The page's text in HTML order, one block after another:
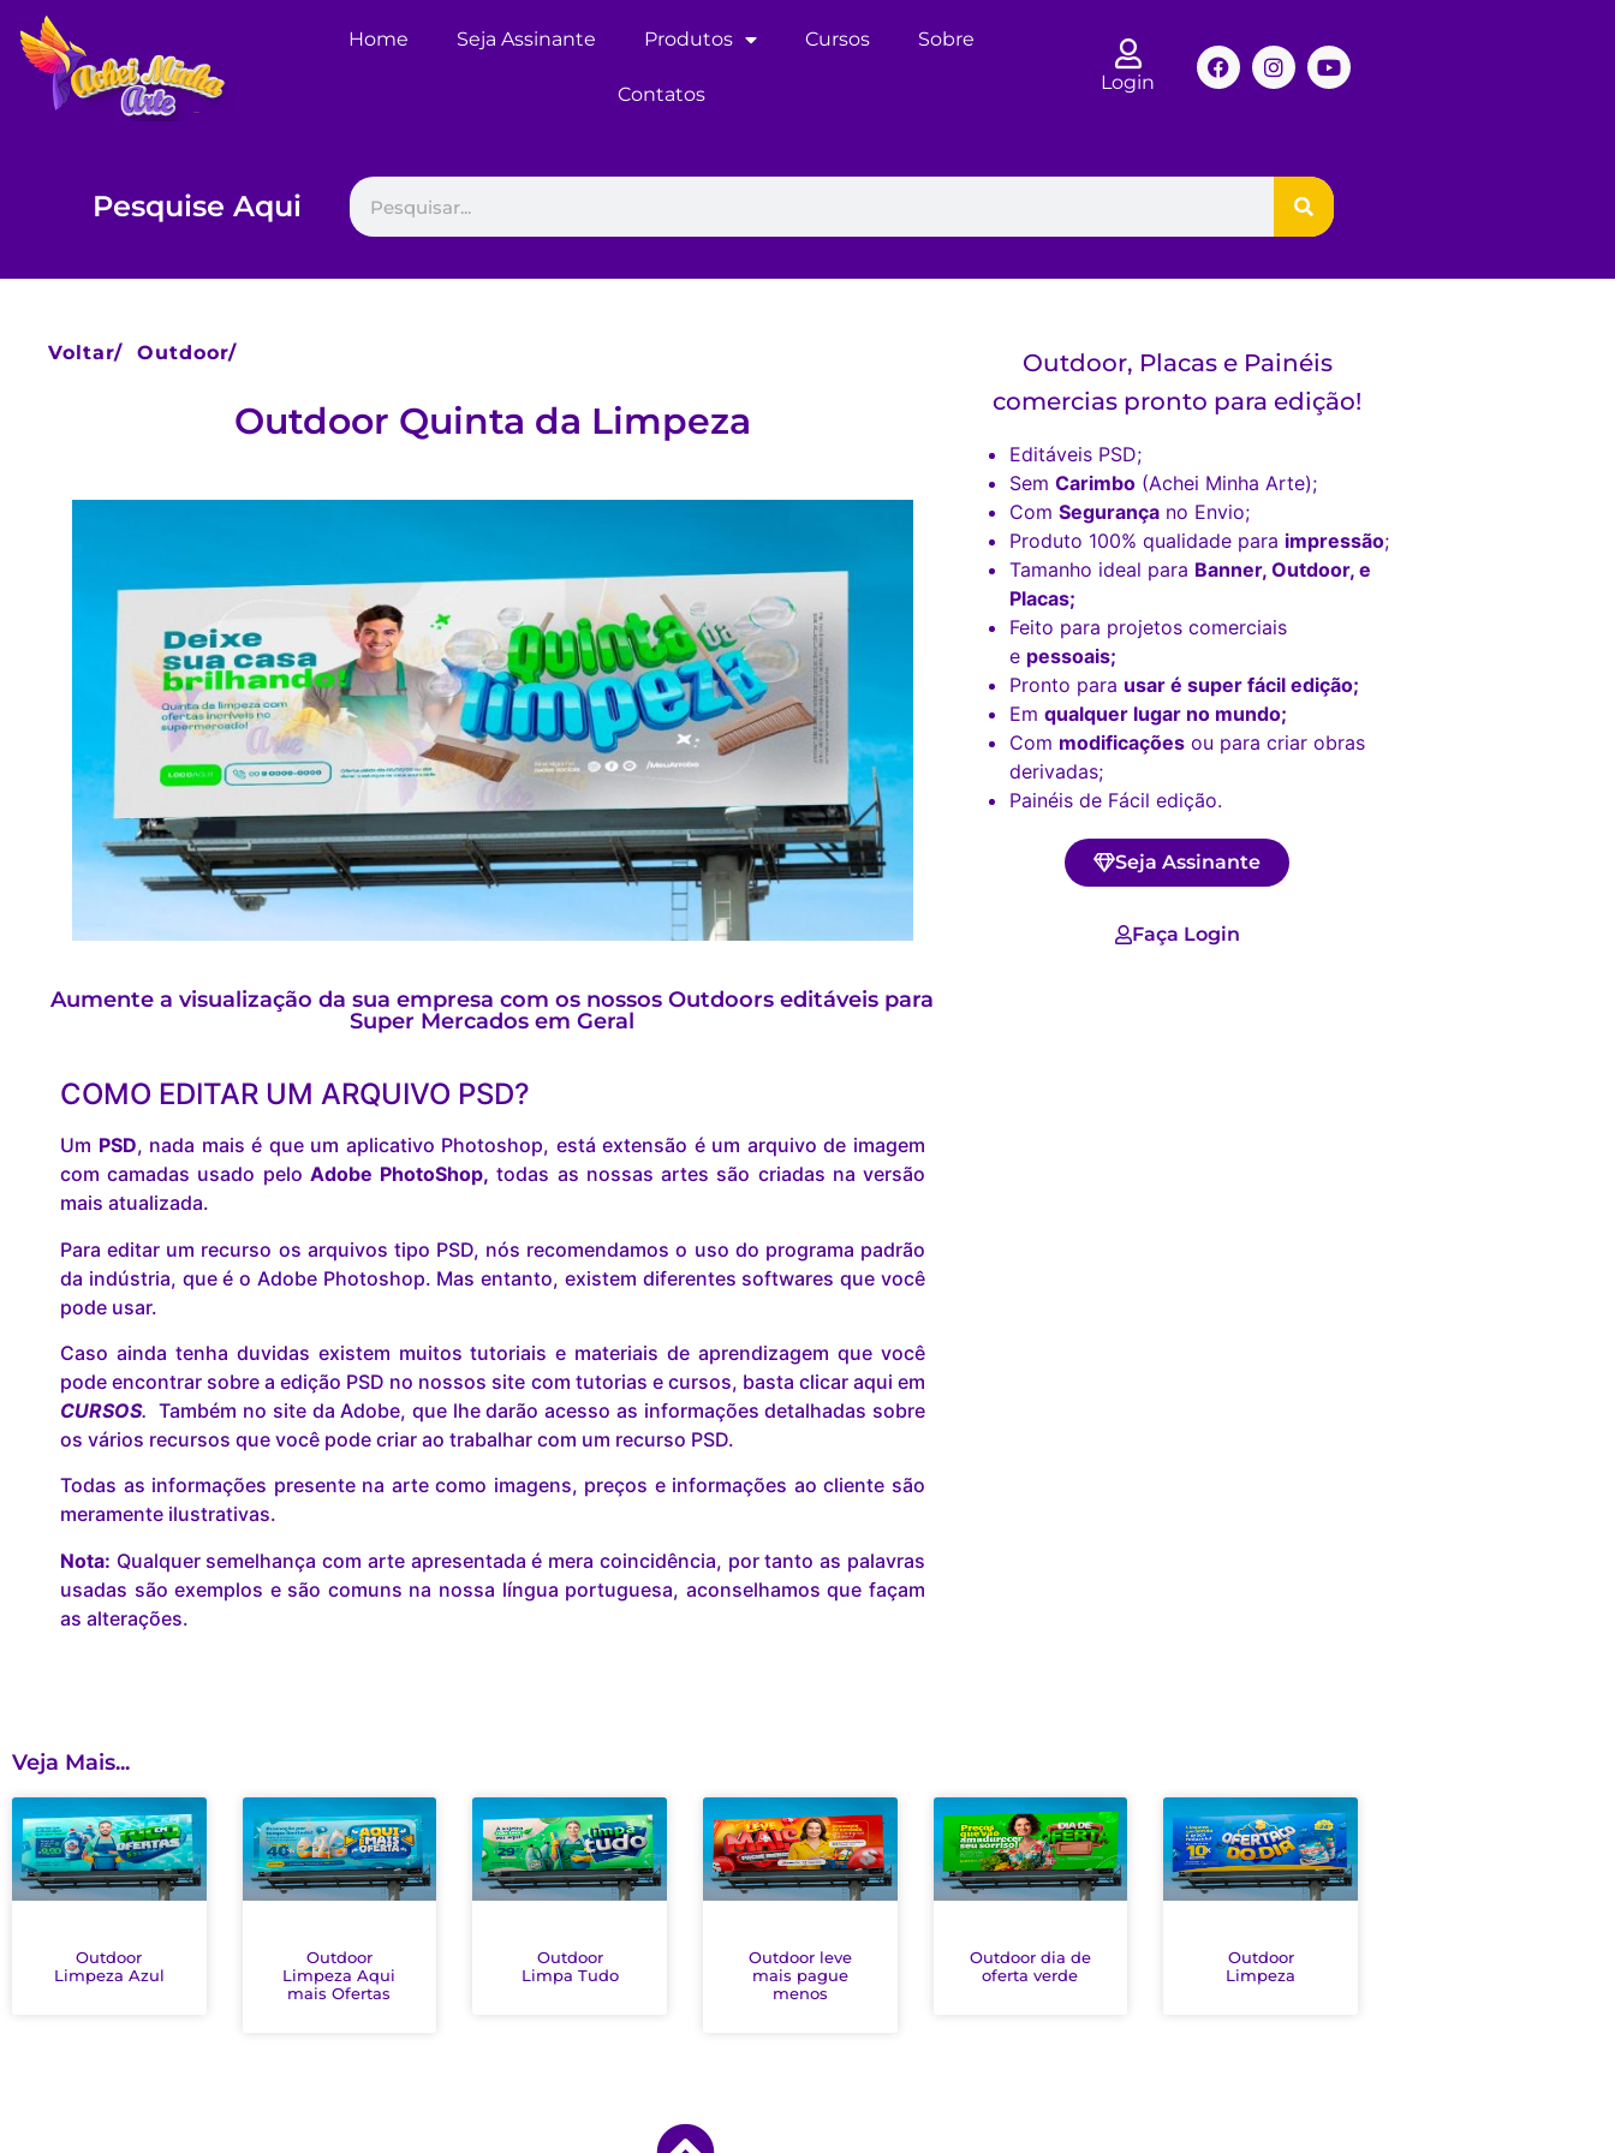
Home Seja Assinante Produtos Cursos Sobre
Contatos
Login
Pesquise Aqui
Voltar/ Outdoor/
Outdoor Quinta da Limpeza
Aumente a visualização da sua empresa com os nossos Outdoors editáveis para
Super Mercados em Geral
COMO EDITAR UM ARQUIVO PSD?
Um PSD, nada mais é que um aplicativo Photoshop, está extensão é um arquivo de imagem
com camadas usado pelo Adobe PhotoShop, todas as nossas artes são criadas na versão
mais atualizada.
Para editar um recurso os arquivos tipo PSD, nós recomendamos o uso do programa padrão
da indústria, que é o Adobe Photoshop. Mas entanto, existem diferentes softwares que você
pode usar.
Caso ainda tenha duvidas existem muitos tutoriais e materiais de aprendizagem que você
pode encontrar sobre a edição PSD no nossos site com tutorias e cursos, basta clicar aqui em
CURSOS. Também no site da Adobe, que lhe darão acesso as informações detalhadas sobre
os vários recursos que você pode criar ao trabalhar com um recurso PSD.
Todas as informações presente na arte como imagens, preços e informações ao cliente são
meramente ilustrativas.
Nota: Qualquer semelhança com arte apresentada é mera coincidência, por tanto as palavras
usadas são exemplos e são comuns na nossa língua portuguesa, aconselhamos que façam
as alterações.
Outdoor, Placas e Painéis
comercias pronto para edição!
Editáveis PSD;
Sem Carimbo(Achei Minha Arte);
Com Segurançano Envio;
Produto 100% qualidade para impressão;
Tamanho ideal para Banner, Outdoor, e
Placas;
Feito para projetos comerciais
e pessoais;
Pronto para usar é super fácil edição;
Em qualquer lugar no mundo;
Com modificaçõesou para criar obras
derivadas;
Painéis de Fácil edição.
Seja Assinante
Faça Login
Veja Mais...
Outdoor
Limpeza Azul
Outdoor
Limpeza Aqui
mais Ofertas
Outdoor
Limpa Tudo
Outdoor leve
mais pague
menos
Outdoor dia de
oferta verde
Outdoor
Limpeza